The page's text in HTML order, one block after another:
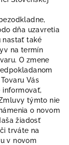
dňa uzavretia
nastať také
na termín
O zmene
Vás
týmto nie
o novom
žiadosť
trváte na
v novom